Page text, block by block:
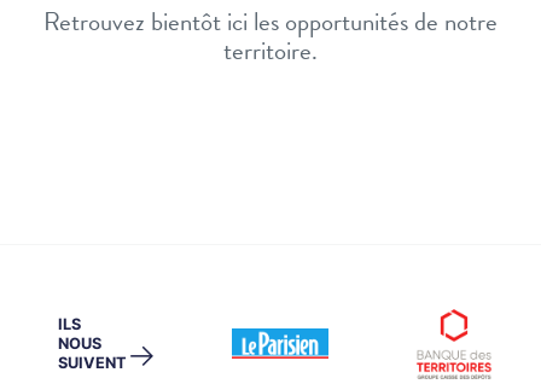
Retrouvez bientôt ici les opportunités de notre
territoire.
ILS
NOUS
SUIVENT →